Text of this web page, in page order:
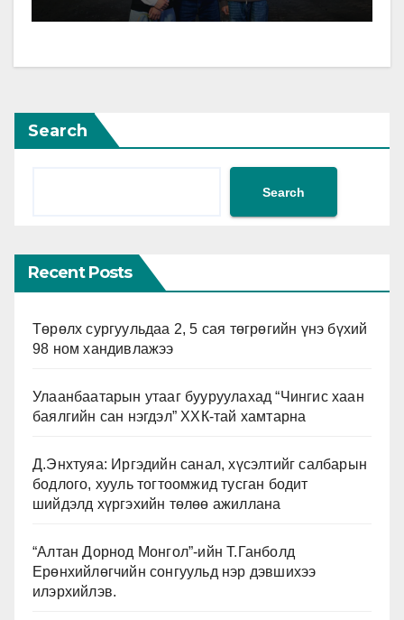
Search
Search
Recent Posts
Төрөлх сургуульдаа 2, 5 сая төгрөгийн үнэ бүхий
98 ном хандивлажээ
Улаанбаатарын утааг бууруулахад “Чингис хаан
баялгийн сан нэгдэл” ХХК-тай хамтарна
Д.Энхтуяа: Иргэдийн санал, хүсэлтийг салбарын
бодлого, хууль тогтоомжид тусган бодит
шийдэлд хүргэхийн төлөө ажиллана
“Алтан Дорнод Монгол”-ийн Т.Ганболд
Ерөнхийлөгчийн сонгуульд нэр дэвшихээ
илэрхийлэв.